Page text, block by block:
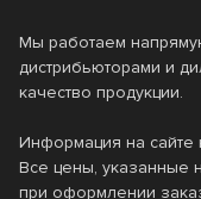
Мы работаем
дистрибьюторами и
качество продукции.
Информация на сайте
Все цены, указанные
при оформлении